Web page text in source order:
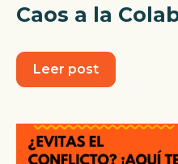
Caos a la
Leer post